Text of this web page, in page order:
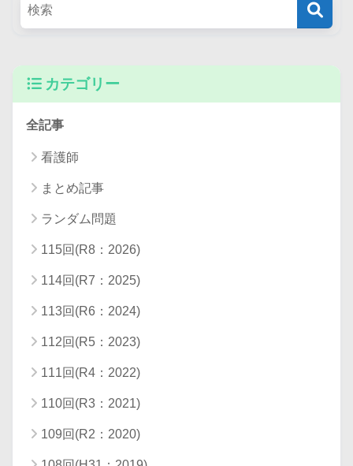
カテゴリー
全記事
看護師
まとめ記事
ランダム問題
115回(R8：2026)
114回(R7：2025)
113回(R6：2024)
112回(R5：2023)
111回(R4：2022)
110回(R3：2021)
109回(R2：2020)